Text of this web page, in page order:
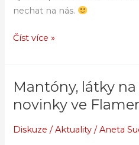
nechat na nás.
Číst více »
Mantóny, látky
novinky ve
Diskuze /Aktuality /Aneta
Mantóny,
na
flamenco